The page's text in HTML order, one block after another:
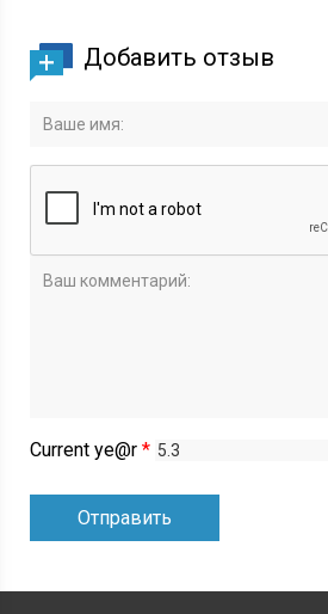
Добавить отзыв
Current ye@r*